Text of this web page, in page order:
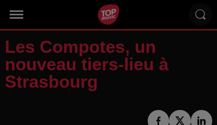
Les Compotes, un
nouveau tiers-lieu à
Strasbourg